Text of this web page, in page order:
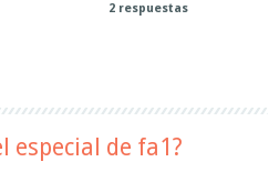
2 respuestas
especial de fa1?